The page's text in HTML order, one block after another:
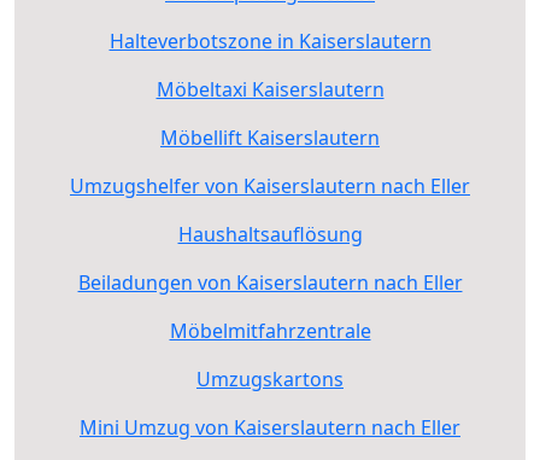
Halteverbotszone in Kaiserslautern
Möbeltaxi Kaiserslautern
Möbellift Kaiserslautern
Umzugshelfer von Kaiserslautern nach Eller
Haushaltsauflösung
Beiladungen von Kaiserslautern nach Eller
Möbelmitfahrzentrale
Umzugskartons
Mini Umzug von Kaiserslautern nach Eller